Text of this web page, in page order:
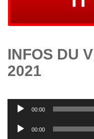
INFOS DU
2021
Lecteur
audio
00:00
Lecteur
audio
00:00